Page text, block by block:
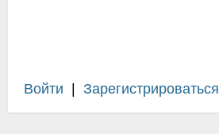
Войти Зарегистрироваться